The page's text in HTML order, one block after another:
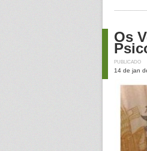
Os
PUBLICADO
14 de jan